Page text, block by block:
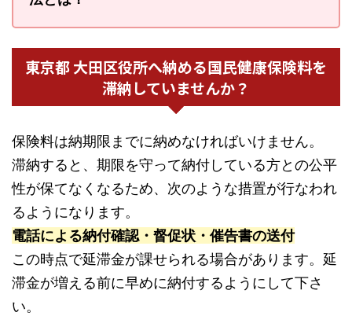
東京都 大田区役所へ納める国民健康保険料を
滞納していませんか？
保険料は納期限までに納めなければいけません。
滞納すると、期限を守って納付している方との公平
性が保てなくなるため、次のような措置が行なわれ
るようになります。
電話による納付確認・督促状・催告書の送付
この時点で延滞金が課せられる場合があります。延
滞金が増える前に早めに納付するようにして下さ
い。